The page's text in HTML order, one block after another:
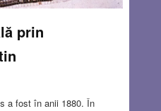
prin
a fost în anii 1880. În